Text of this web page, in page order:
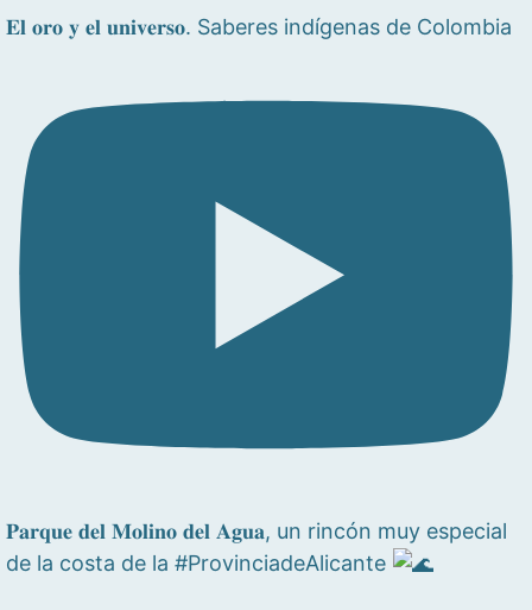
𝐄𝐥 𝐨𝐫𝐨 𝐲 𝐞𝐥 𝐮𝐧𝐢𝐯𝐞𝐫𝐬𝐨. Saberes indígenas de Colombia
𝐏𝐚𝐫𝐪𝐮𝐞 𝐝𝐞𝐥 𝐌𝐨𝐥𝐢𝐧𝐨 𝐝𝐞𝐥 𝐀𝐠𝐮𝐚, un rincón muy especial
de la costa de la #ProvinciadeAlicante